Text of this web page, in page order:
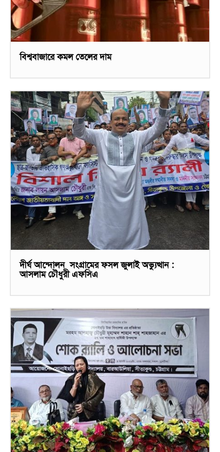
বিশ্ববাজারে কমল তেলের দাম
দীর্ঘ আন্দোলন সংগ্রামের ফসল জুলাই অভ্যুত্থান :
আসলাম চৌধুরী এফসিএ